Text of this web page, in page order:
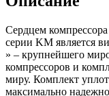
Сердцем
серии KM является
» – крупнейшего
компрессоров и
миру. Комплект
максимально